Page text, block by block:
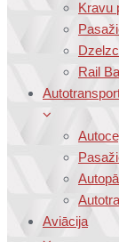
Kravu
Rail
Aviācija